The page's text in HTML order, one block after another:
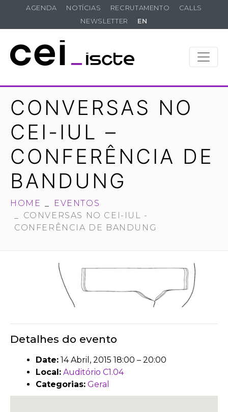
AGENDA NOTÍCIAS RECRUTAMENTO
CALLS
NEWSLETTER
EN
CONVERSAS NO
CEI-IUL –
CONFERÊNCIA DE
BANDUNG
HOME
EVENTOS
CONVERSAS NO CEI-IUL -
CONFERÊNCIA DE BANDUNG
Detalhes do evento
Date: 14 Abril, 2015 18:00 – 20:00
Local: Auditório C1.04
Categorias: Geral